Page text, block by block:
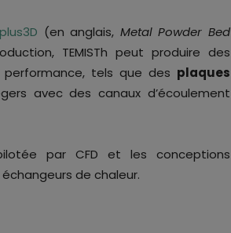
(en anglais, Metal Powder Bed
TEMISTh peut produire des
tels que des plaques
avec des canaux d’écoulement
par CFD et les conceptions
de chaleur.